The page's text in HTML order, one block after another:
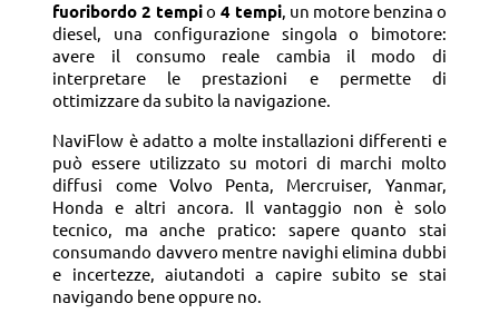
fuoribordo 2 tempio 4 tempi, un motore benzina o
diesel, una configurazione singola o bimotore:
avere il consumo reale cambia il modo di
interpretare le prestazioni e permette di
ottimizzare da subito la navigazione.
NaviFlow è adatto a molte installazioni differenti e
può essere utilizzato su motori di marchi molto
diffusi come Volvo Penta, Mercruiser, Yanmar,
Honda e altri ancora. Il vantaggio non è solo
tecnico, ma anche pratico: sapere quanto stai
consumando davvero mentre navighi elimina dubbi
e incertezze, aiutandoti a capire subito se stai
navigando bene oppure no.